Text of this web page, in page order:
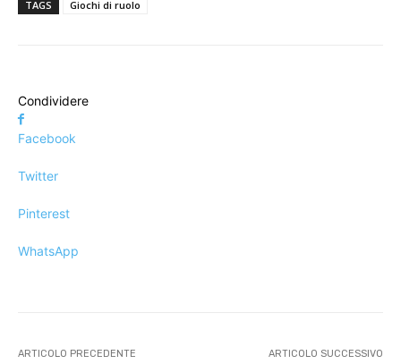
TAGS Giochi di ruolo
Condividere
Facebook
Twitter
Pinterest
WhatsApp
ARTICOLO PRECEDENTE ARTICOLO SUCCESSIVO